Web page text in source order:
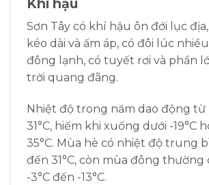
Khí hậu
Sơn Tây có khí hậu ôn đới lục
kéo dài và ấm áp, có đôi lúc
đông lạnh, có tuyết rơi và phần
trời quang đãng.
Nhiệt độ trong năm dao động từ
31°C, hiếm khi xuống dưới -19°C
35°C. Mùa hè có nhiệt độ trung
đến 31°C, còn mùa đông
-3°C đến -13°C.